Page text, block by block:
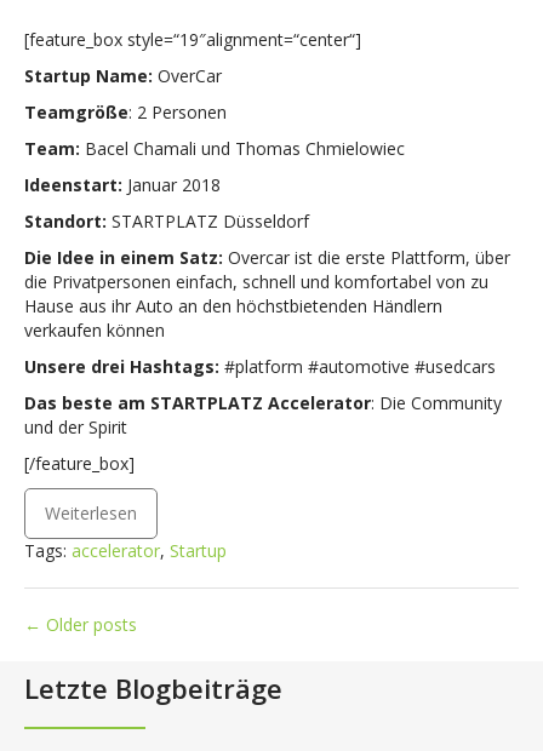
[feature_box style=“19″alignment=“center“]
Startup Name: OverCar
Teamgröße: 2 Personen
Team: Bacel Chamali und Thomas Chmielowiec
Ideenstart: Januar 2018
Standort: STARTPLATZ Düsseldorf
Die Idee in einem Satz: Overcar ist die erste Plattform, über
die Privatpersonen einfach, schnell und komfortabel von zu
Hause aus ihr Auto an den höchstbietenden Händlern
verkaufen können
Unsere drei Hashtags: #platform #automotive #usedcars
Das beste am STARTPLATZ Accelerator: Die Community
und der Spirit
[/feature_box]
Weiterlesen
Tags: accelerator, Startup
Posts
← Older posts
Letzte Blogbeiträge